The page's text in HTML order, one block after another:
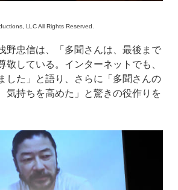
LLC All Rights Reserved.
野忠信は、「多聞さんは、最後まで
敬している。インターネットでも、
した」と語り、さらに「多聞さんの
気持ちを高めた」と驚きの役作りを